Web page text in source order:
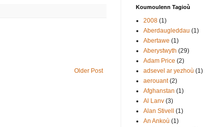
Older Post
Koumoulenn Tagioù
2008 (1)
Aberdaugleddau (1)
Abertawe (1)
Aberystwyth (29)
Adam Price (2)
adsevel ar yezhoù (1)
aerouant (2)
Afghanstan (1)
Al Lanv (3)
Alan Stivell
(1)
An Ankoù (1)